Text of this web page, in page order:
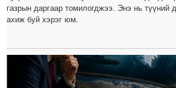
газрын даргаар томилогджээ. Энэ нь түүний
ахиж буй хэрэг юм.